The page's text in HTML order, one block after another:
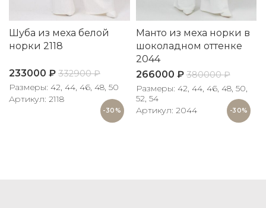
-30%
Шуба из меха белой
норки 2118
233000 ₽ 332900₽
Размеры: 42, 44, 46, 48, 50
Артикул: 2118
-30%
Манто из меха норки в
шоколадном оттенке
2044
266000 ₽ 380000₽
Размеры: 42, 44, 46, 48, 50,
52, 54
Артикул: 2044